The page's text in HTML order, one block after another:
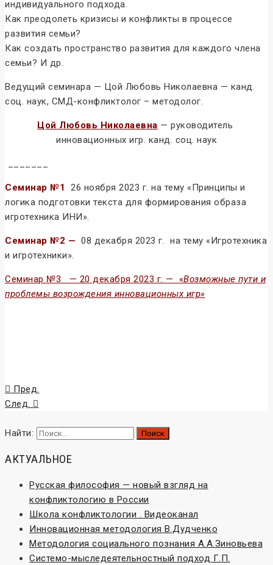
индивидуального подхода.
Как преодолеть кризисы и конфликты в процессе
развития семьи?
Как создать пространство развития для каждого члена
семьи? И др.
Ведущий семинара — Цой Любовь Николаевна — канд.
соц. наук, СМД-конфликтолог – методолог.
Цой Любовь Николаевна — руководитель
инновационных игр. канд. соц. наук
Семинар №1
26 ноября 2023 г. на тему «Принципы и
логика подготовки текста для формирования образа
игротехника ИНИ».
Семинар №2 — 08 декабря 2023 г. на тему «Игротехника
и игротехники».
Семинар №3 — 20 декабря 2023 г. — «Возможные пути и
проблемы возрождения инновационных игр»
Пред.
След.
Найти:
АКТУАЛЬНОЕ
Русская философия — новый взгляд на
конфликтологию в России
Школа конфликтологии . Видеоканал
Инновационная методология В.Дудченко
Методология социального познания А.А.Зиновьева
Системо-мыследеятельностный подход Г.П.